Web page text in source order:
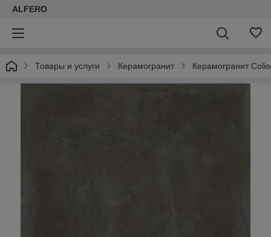
ALFERO
Товары и услуги Керамогранит Керамогранит